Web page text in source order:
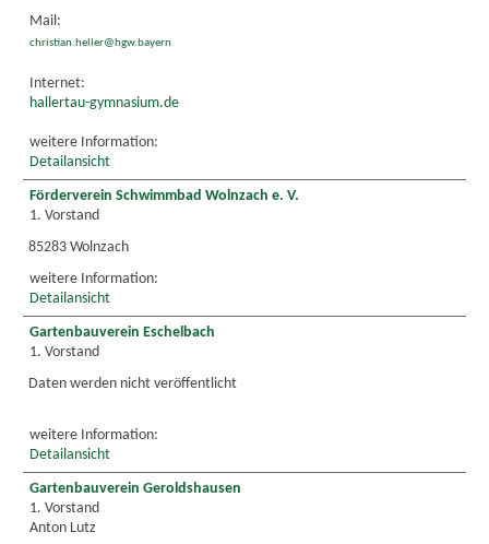
Mail:
christian.heller@hgw.bayern
Internet:
hallertau-gymnasium.de
weitere Information:
Detailansicht
Förderverein Schwimmbad Wolnzach e. V.
1. Vorstand
85283 Wolnzach
weitere Information:
Detailansicht
Gartenbauverein Eschelbach
1. Vorstand
Daten werden nicht veröffentlicht
weitere Information:
Detailansicht
Gartenbauverein Geroldshausen
1. Vorstand
Anton Lutz